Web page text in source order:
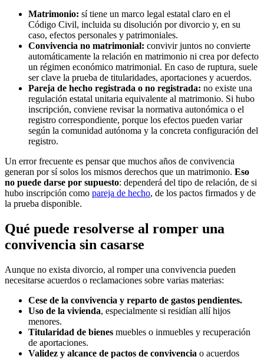
Matrimonio: sí tiene un marco legal estatal claro en el
Código Civil, incluida su disolución por divorcio y, en su
caso, efectos personales y patrimoniales.
Convivencia no matrimonial: convivir juntos no convierte
automáticamente la relación en matrimonio ni crea por defecto
un régimen económico matrimonial. En caso de ruptura, suele
ser clave la prueba de titularidades, aportaciones y acuerdos.
Pareja de hecho registrada o no registrada: no existe una
regulación estatal unitaria equivalente al matrimonio. Si hubo
inscripción, conviene revisar la normativa autonómica o el
registro correspondiente, porque los efectos pueden variar
según la comunidad autónoma y la concreta configuración del
registro.
Un error frecuente es pensar que muchos años de convivencia
generan por sí solos los mismos derechos que un matrimonio. Eso
no puede darse por supuesto: dependerá del tipo de relación, de si
hubo inscripción como pareja de hecho, de los pactos firmados y de
la prueba disponible.
Qué puede resolverse al romper una
convivencia sin casarse
Aunque no exista divorcio, al romper una convivencia pueden
necesitarse acuerdos o reclamaciones sobre varias materias:
Cese de la convivencia y reparto de gastos pendientes.
Uso de la vivienda, especialmente si residían allí hijos
menores.
Titularidad de bienes muebles o inmuebles y recuperación
de aportaciones.
Validez y alcance de pactos de convivencia o acuerdos